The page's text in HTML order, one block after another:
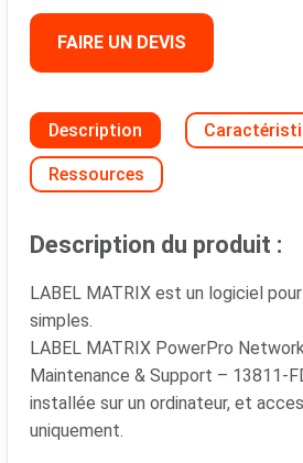
FAIRE UN DEVIS
Description
Ressources
Description du produit :
LABEL MATRIX est un logiciel
simples.
LABEL MATRIX PowerPro
Maintenance & Support – 13811-
installée sur un ordinateur, et
uniquement.